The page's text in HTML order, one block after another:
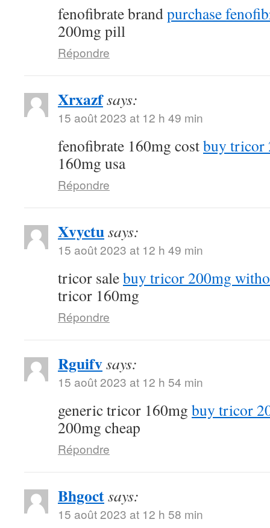
fenofibrate brandpurchase
200mg pill
Répondre
Xrxazfsays:
15 août 2023 at 12 h 49 min
fenofibrate 160mg costbuy tricor
160mg usa
Répondre
Xvyctusays:
15 août 2023 at 12 h 49 min
tricor salebuy tricor 200mg
tricor 160mg
Répondre
Rguifvsays:
15 août 2023 at 12 h 54 min
generic tricor 160mg buy tricor
200mg cheap
Répondre
Bhgoctsays:
15 août 2023 at 12 h 58 min